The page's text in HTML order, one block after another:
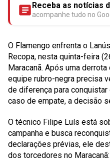
Receba as notícias
acompanhe tudo no
O Flamengo enfrenta o
Recopa, nesta quinta-feira
Maracanã. Após uma
equipe rubro-negra precisa
de diferença para
caso de empate, a decisão
O técnico Filipe Luís está
campanha e busca
declarações prévias, ele
dos torcedores no